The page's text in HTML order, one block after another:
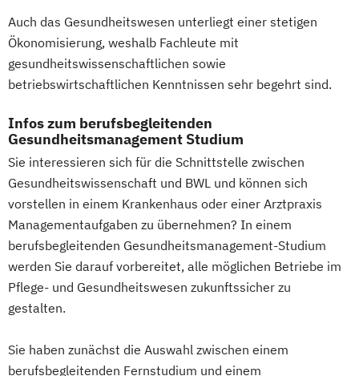
Auch das Gesundheitswesen unterliegt einer stetigen
Ökonomisierung, weshalb Fachleute mit
gesundheitswissenschaftlichen sowie
betriebswirtschaftlichen Kenntnissen sehr begehrt sind.
Infos zum berufsbegleitenden
Gesundheitsmanagement Studium
Sie interessieren sich für die Schnittstelle zwischen
Gesundheitswissenschaft und BWL und können sich
vorstellen in einem Krankenhaus oder einer Arztpraxis
Managementaufgaben zu übernehmen? In einem
berufsbegleitenden Gesundheitsmanagement-Studium
werden Sie darauf vorbereitet, alle möglichen Betriebe im
Pflege- und Gesundheitswesen zukunftssicher zu
gestalten.
Sie haben zunächst die Auswahl zwischen einem
berufsbegleitenden Fernstudium und einem